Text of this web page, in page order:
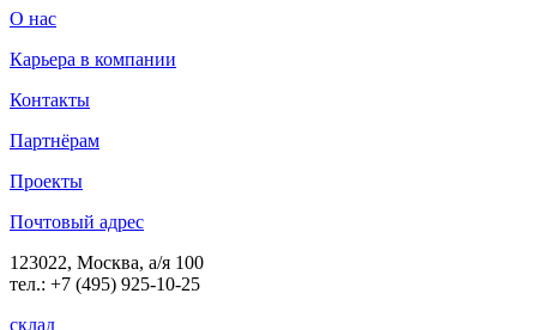
О нас
Карьера в компании
Контакты
Партнёрам
Проекты
Почтовый адрес
123022, Москва, а/я 100
тел.: +7 (495) 925-10-25
склад